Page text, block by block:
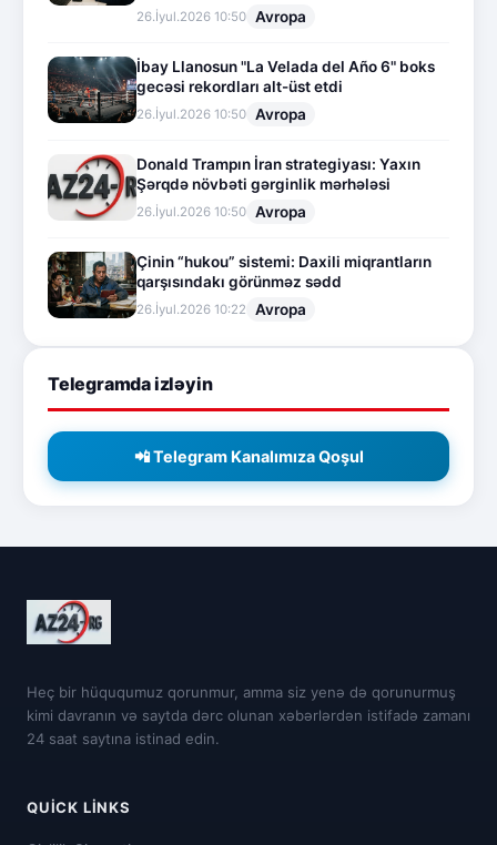
26.İyul.2026 10:50 Avropa
İbay Llanosun "La Velada del Año 6" boks
gecəsi rekordları alt-üst etdi
26.İyul.2026 10:50 Avropa
Donald Trampın İran strategiyası: Yaxın
Şərqdə növbəti gərginlik mərhələsi
26.İyul.2026 10:50 Avropa
Çinin “hukou” sistemi: Daxili miqrantların
qarşısındakı görünməz sədd
26.İyul.2026 10:22 Avropa
Telegramda izləyin
📲 Telegram Kanalımıza Qoşul
Heç bir hüququmuz qorunmur, amma siz yenə də qorunurmuş
kimi davranın və saytda dərc olunan xəbərlərdən istifadə zamanı
24 saat saytına istinad edin.
QUICK LINKS